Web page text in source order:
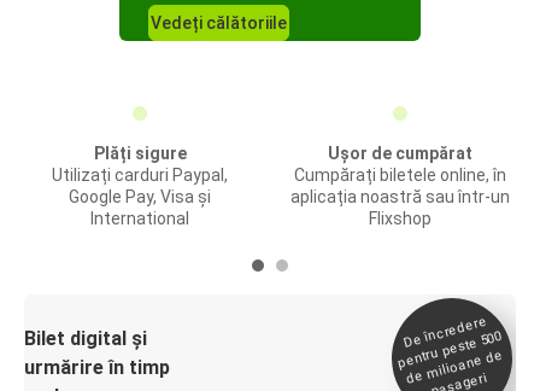
Vedeți călătoriile
Plăți sigure
Utilizați carduri Paypal,
Google Pay, Visa și
International
Ușor de cumpărat
Cumpărați biletele online, în
aplicația noastră sau într-un
Flixshop
Bilet digital și
urmărire în timp
De încredere
pentru peste 500
de
milioane de
pasageri